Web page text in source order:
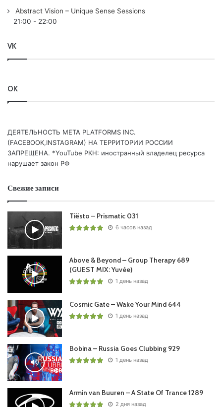
Abstract Vision – Unique Sense Sessions
21:00 - 22:00
VK
OK
ДЕЯТЕЛЬНОСТЬ МЕТА PLATFORMS INC.
(FACEBOOK,INSTAGRAM) НА ТЕРРИТОРИИ РОССИИ
ЗАПРЕЩЕНА. *YouTube РКН: иностранный владелец ресурса
нарушает закон РФ
Свежие записи
Tiësto – Prismatic 031
6 часов назад
Above & Beyond – Group Therapy 689
(GUEST MIX: Yuvèe)
1 день назад
Cosmic Gate – Wake Your Mind 644
1 день назад
Bobina – Russia Goes Clubbing 929
1 день назад
Armin van Buuren – A State Of Trance 1289
2 дня назад